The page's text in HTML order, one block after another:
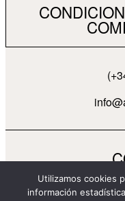
Utilizamos cookies
información